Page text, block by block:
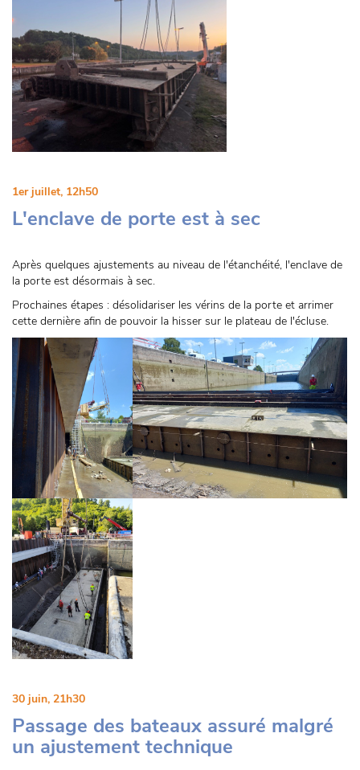
1er juillet, 12h50
L'enclave de porte est à sec
Après quelques ajustements au niveau de l'étanchéité, l'enclave de
la porte est désormais à sec.
Prochaines étapes : désolidariser les vérins de la porte et arrimer
cette dernière afin de pouvoir la hisser sur le plateau de l'écluse.
30 juin, 21h30
Passage des bateaux assuré malgré
un ajustement technique